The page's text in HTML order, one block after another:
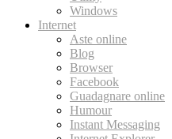
Windows
Internet
Aste online
Blog
Browser
Facebook
Guadagnare online
Humour
Instant Messaging